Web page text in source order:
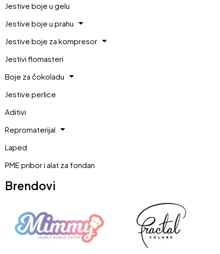
Jestive boje u gelu
Jestive boje u prahu
Jestive boje za kompresor
Jestivi flomasteri
Boje za čokoladu
Jestive perlice
Aditivi
Repromaterijal
Laped
PME pribor i alat za fondan
Brendovi